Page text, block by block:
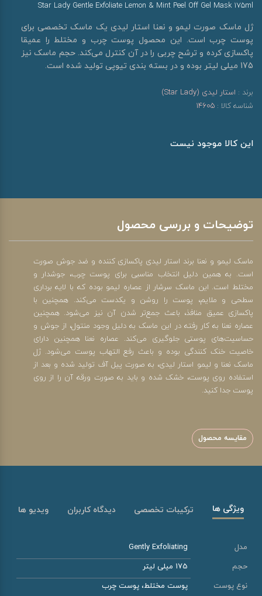
Star Lady Gentle Exfoliate Lemon & Mint Peel Off Gel Mask 175ml
ژل ماسک صورت لیمو و نعنا استار لیدی یک ماسک تخصصی برای
پوست چرب است. این محصول پوست چرب و مختلط را عمیقا
پاکسازی کرده و ترشح چربی را در آن کنترل می‌کند. حجم ماسک نیز
175 میلی لیتر بوده و در بسته بندی تیوپی تولید شده است.
برند : استار لیدی (Star Lady)
شناسه کالا : 14605
این کالا موجود نیست
توضیحات و بررسی محصول
ماسک لیمو و نعنا برند استار لیدی پاکسازی کننده و ضد جوش صورت
است. به همین دلیل انتخاب مناسبی برای پوست چرب، جوشدار و
مختلط است. این ماسک سرشار از عصاره لیمو بوده که با لایه برداری
سطحی و ملایم، پوست را روشن و یکدست می‌کند. همچنین با
پاکسازی عمیق منافذ، باعث جمع‌تر شدن آن نیز می‌شود. همچنین
عصاره نعنا به کار رفته در این ماسک به دلیل وجود منتول، از جوش و
حساسیت‌های پوستی جلوگیری می‌کند. عصاره نعنا همچنین دارای
خاصیت خنک کنندگی بوده و باعث رفع التهاب پوست می‌شود. ژل
ماسک نعنا و لیمو استار لیدی، به صورت پیل آف تولید شده و بعد از
استفاده روی پوست، خشک شده و باید به صورت ورقه آن را از روی
پوست جدا کنید.
مقایسه محصول
ویژگی ها ترکیبات تخصصی دیدگاه کاربران ویدیو ها
مدل
Gently Exfoliating
حجم
175 میلی لیتر
نوع پوست
پوست مختلط، پوست چرب